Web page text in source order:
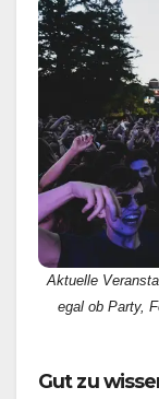
Aktuelle
egal ob Party,
Gut zu